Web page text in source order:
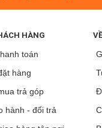
HÀNG
toán
hàng
trả góp
hành - đổi trả